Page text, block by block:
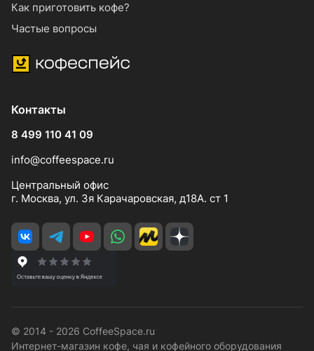
Как приготовить кофе?
Частые вопросы
Контакты
8 499 110 41 09
info@coffeespace.ru
Центральный офис
г. Москва, ул. 3я Карачаровская, д18А. ст 1
© 2014 - 2026 CoffeeSpace.ru
Интернет-магазин кофе, чая и кофейного оборудования